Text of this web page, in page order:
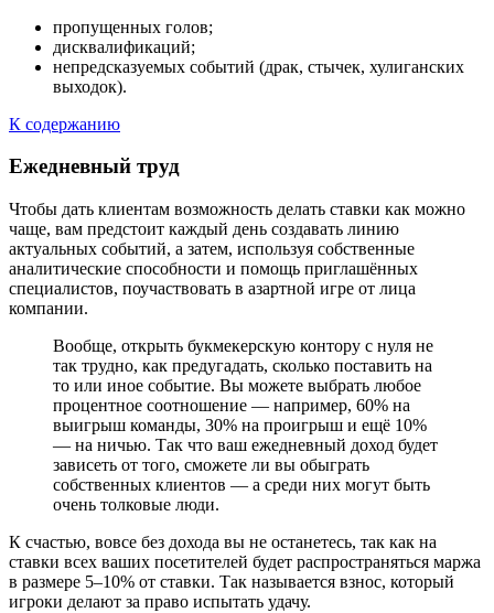
пропущенных голов;
дисквалификаций;
непредсказуемых событий (драк, стычек, хулиганских
выходок).
К содержанию
Ежедневный труд
Чтобы дать клиентам возможность делать ставки как можно
чаще, вам предстоит каждый день создавать линию
актуальных событий, а затем, используя собственные
аналитические способности и помощь приглашённых
специалистов, поучаствовать в азартной игре от лица
компании.
Вообще, открыть букмекерскую контору с нуля не
так трудно, как предугадать, сколько поставить на
то или иное событие. Вы можете выбрать любое
процентное соотношение — например, 60% на
выигрыш команды, 30% на проигрыш и ещё 10%
— на ничью. Так что ваш ежедневный доход будет
зависеть от того, сможете ли вы обыграть
собственных клиентов — а среди них могут быть
очень толковые люди.
К счастью, вовсе без дохода вы не останетесь, так как на
ставки всех ваших посетителей будет распространяться маржа
в размере 5–10% от ставки. Так называется взнос, который
игроки делают за право испытать удачу.